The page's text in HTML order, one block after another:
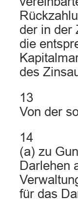
der in der
die
des
13
Von der
14
(a) zu
Darlehen
für das